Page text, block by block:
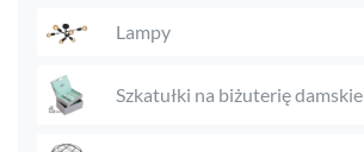
Lampy
Szkatułki na biżuterię damskie